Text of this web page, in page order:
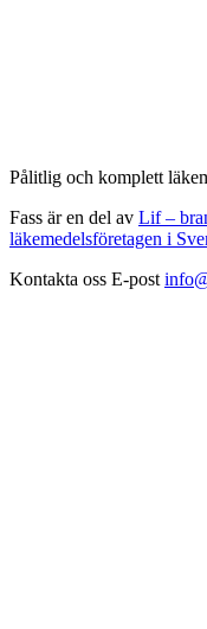
Pålitlig och komplett
Fass är en del av Lif –
läkemedelsföretagen i
Kontakta oss E-post